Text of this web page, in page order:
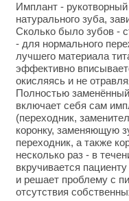
Имплант -
натурального зуба,
Сколько было зубов -
- для нормального
лучшего материала
эффективно
окисляясь и не
Полностью
включает себя сам
(переходник,
коронку, заменяющую
переходник, а также
несколько раз - в
вкручивается
и решает проблему с
отсутствия